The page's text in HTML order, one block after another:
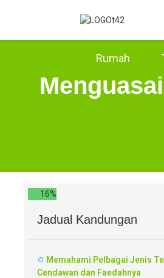
Rumah
16%
Jadual Kandungan
Memahami Pelbagai Jenis
Cendawan dan Faedahnya